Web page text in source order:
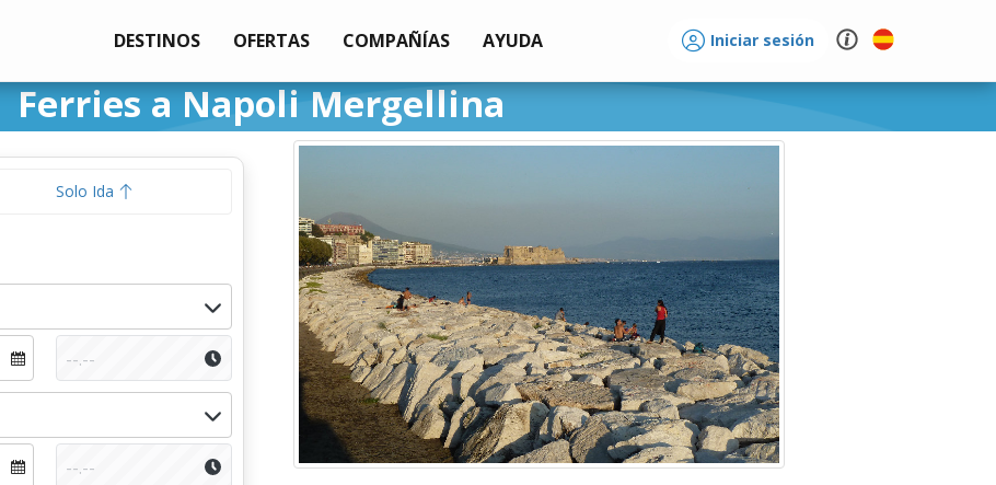
DESTINOS OFERTAS COMPAÑÍAS AYUDA Iniciar sesión
Ferries a Napoli Mergellina
Solo Ida